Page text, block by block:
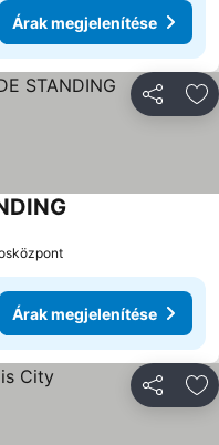
Árak megjelenítése
Árak megjelenítése